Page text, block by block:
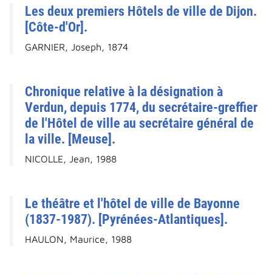
Les deux premiers Hôtels de ville de Dijon.
[Côte-d'Or].
GARNIER, Joseph, 1874
Chronique relative à la désignation à
Verdun, depuis 1774, du secrétaire-greffier
de l'Hôtel de ville au secrétaire général de
la ville. [Meuse].
NICOLLE, Jean, 1988
Le théâtre et l'hôtel de ville de Bayonne
(1837-1987). [Pyrénées-Atlantiques].
HAULON, Maurice, 1988